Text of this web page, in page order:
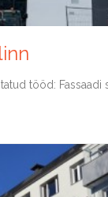
tööd: Fassaadi